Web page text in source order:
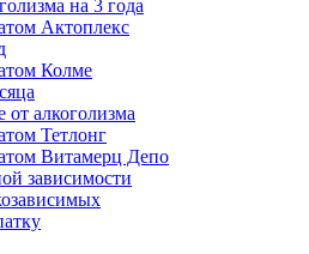
на 3 года
Актоплекс
Колме
от алкоголизма
Тетлонг
Витамерц Депо
зависимости